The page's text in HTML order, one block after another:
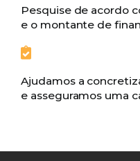
Pesquise de acordo
e o montante de
Ajudamos a
e asseguramos uma